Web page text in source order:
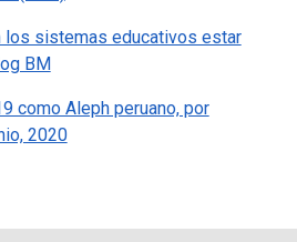
los sistemas educativos estar
BM
como Aleph peruano, por
2020